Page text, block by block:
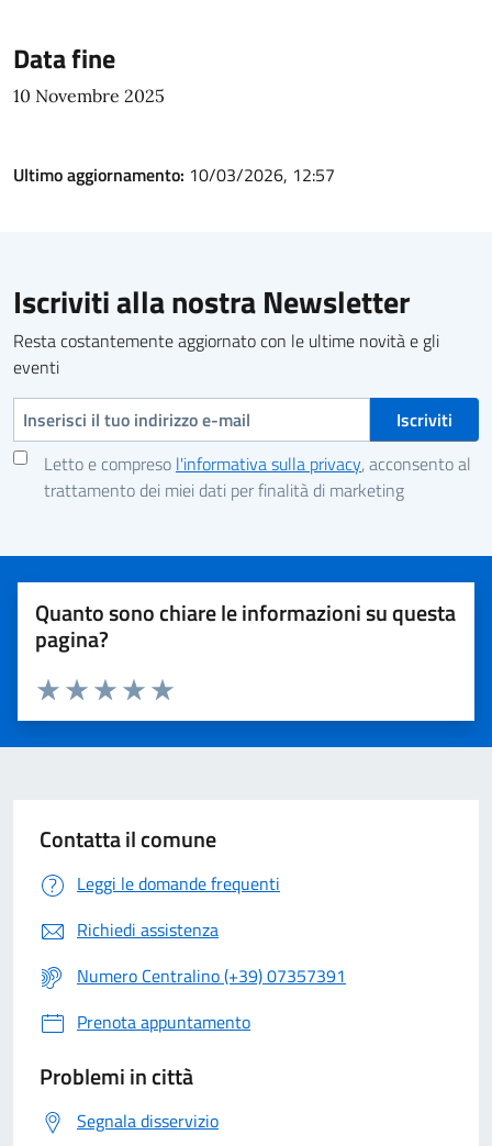
Data fine
10 Novembre 2025
Ultimo aggiornamento: 10/03/2026, 12:57
Iscriviti alla nostra Newsletter
Resta costantemente aggiornato con le ultime novità e gli
eventi
Indirizzo e-mail
Letto e compreso l'informativa sulla privacy, acconsento al
trattamento dei miei dati per finalità di marketing
Quanto sono chiare le informazioni su questa
pagina?
Valuta 5 stelle su 5
Valuta 4 stelle su 5
Valuta 3 stelle su 5
Valuta 2 stelle su 5
Valuta 1 stelle su 5
Contatta il comune
Leggi le domande frequenti
Richiedi assistenza
Numero Centralino (+39) 07357391
Prenota appuntamento
Problemi in città
Segnala disservizio